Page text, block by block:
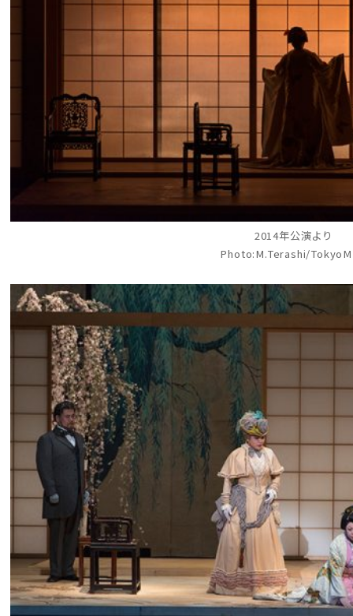
2014年公演より
Photo:M.Terashi/